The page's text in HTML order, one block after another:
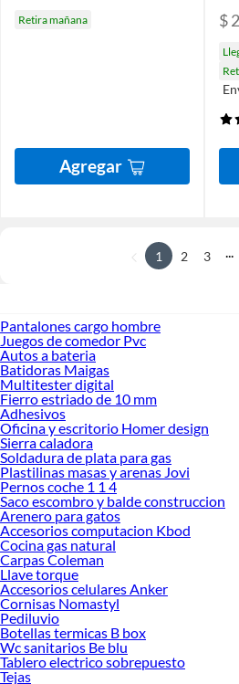
Retira mañana
Agregar
$
1 2 3
Pantalones cargo hombre
Juegos de comedor Pvc
Autos a bateria
Batidoras Maigas
Multitester digital
Fierro estriado de 10 mm
Adhesivos
Oficina y escritorio Homer design
Sierra caladora
Soldadura de plata para gas
Plastilinas masas y arenas Jovi
Pernos coche 1 1 4
Saco escombro y balde construccion
Arenero para gatos
Accesorios computacion Kbod
Cocina gas natural
Carpas Coleman
Llave torque
Accesorios celulares Anker
Cornisas Nomastyl
Pediluvio
Botellas termicas B box
Wc sanitarios Be blu
Tablero electrico sobrepuesto
Tejas